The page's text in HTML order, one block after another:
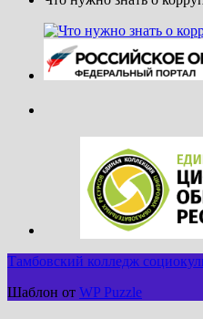
Тамбовский колледж
Шаблон от WP Puzzle